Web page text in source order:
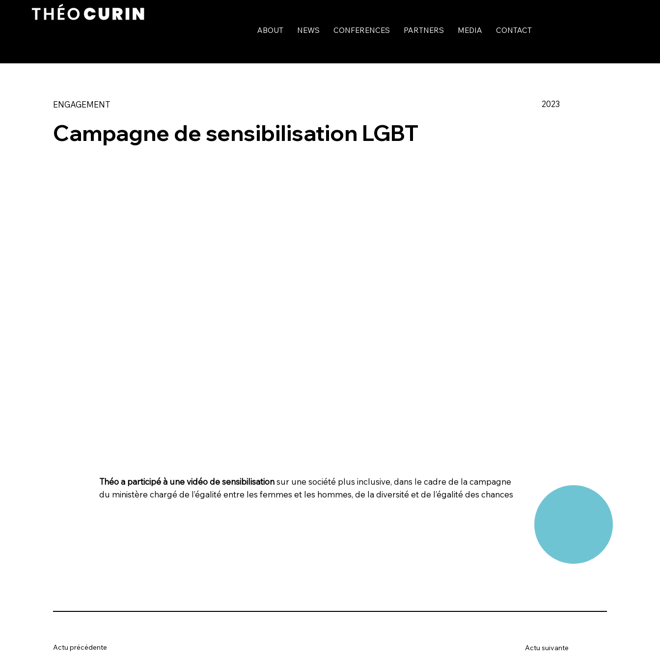
ABOUT NEWS CONFERENCES PARTNERS MEDIA CONTACT
ENGAGEMENT
Campagne de sensibilisation LGBT
2023
Théo a participé à une vidéo de sensibilisationsur une société plus inclusive, dans le cadre de la campagne
du ministère chargé de l’égalité entre les femmes et les hommes, de la diversité et de l’égalité des chances
Actu suivante
Actu précédente